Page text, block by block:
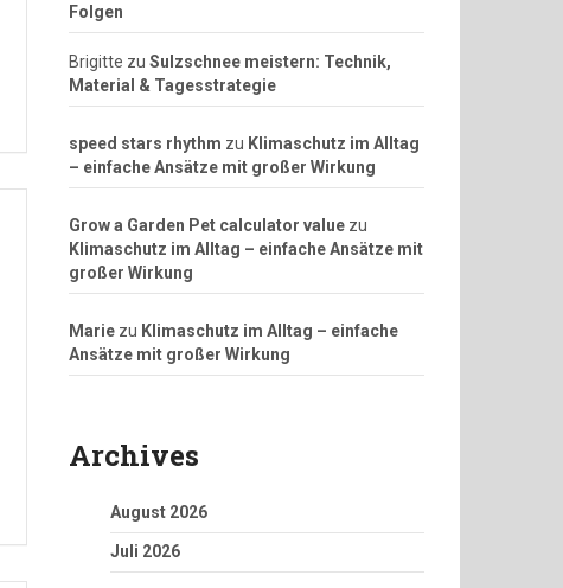
Folgen
Brigitte zu Sulzschnee meistern: Technik,
Material & Tagesstrategie
speed stars rhythm zu Klimaschutz im Alltag
– einfache Ansätze mit großer Wirkung
Grow a Garden Pet calculator value zu
Klimaschutz im Alltag – einfache Ansätze mit
großer Wirkung
Marie zu Klimaschutz im Alltag – einfache
Ansätze mit großer Wirkung
Archives
August 2026
Juli 2026